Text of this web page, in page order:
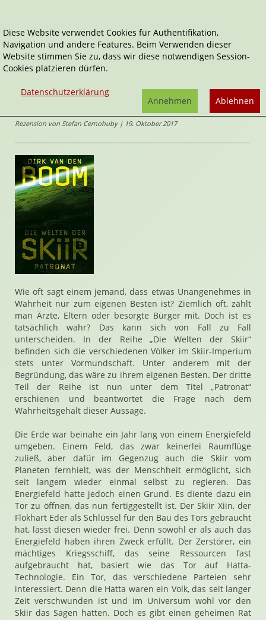
Home Belletristik Die Welten der Skiir 3: Patronat
Die Welten der Skiir
Die Welten der Skiir 3: Patronat
Rezension von Stefan Cernohuby | 19. Oktober 2017
Wie oft sagt einem jemand, dass etwas Unangenehmes in
Wahrheit nur zum eigenen Besten ist? Ziemlich oft, zählt
man Ärzte, Eltern oder besorgte Bürger mit. Doch ist es
tatsächlich wahr? Das kann sich von Fall zu Fall
unterscheiden. In der Reihe „Die Welten der Skiir“
befinden sich die verschiedenen Völker im Skiir-Imperium
stets unter Vormundschaft. Unter anderem mit der
Begründung, das wäre zu ihrem eigenen Besten. Der dritte
Teil der Reihe ist nun unter dem Titel „Patronat“
erschienen und beantwortet die Frage nach dem
Wahrheitsgehalt dieser Aussage.
Die Erde war beinahe ein Jahr lang von einem Energiefeld
umgeben. Einem Feld, das zwar keinerlei Raumflüge
zuließ, aber dafür im Gegenzug auch die Skiir vom
Planeten fernhielt, was der Menschheit ermöglicht, sich
seit langem wieder einmal selbst zu regieren. Das
Energiefeld hatte jedoch einen Grund. Es diente dazu ein
Tor zu öffnen, das nun fertiggestellt ist. Der Skiir Xiin, der
Flokhart Eder als Schlüssel für den Bau des Tors gebraucht
hat, lässt diesen wieder frei. Denn sowohl er als auch das
Energiefeld haben ihren Zweck erfüllt. Der Zerstörer, ein
mächtiges Kriegsschiff, das seine Ressourcen fast
aufgebraucht hat, basiert wie das Tor auf Hatta-
Technologie. Ein Tor, das verschiedene Parteien sehr
interessiert. Denn die Hatta waren ein Volk, das seit langer
Zeit verschwunden ist und im Universum wohl vor den
Skiir das Sagen hatten. Doch es gibt einen geheimen Rat
Diese Website verwendet Cookies für Authentifikation,
Navigation und andere Features. Beim Verwenden dieser
Website stimmen Sie zu, dass wir diese notwendigen Session-
Cookies platzieren dürfen.
Datenschutzerklärung
Ablehnen
Annehmen